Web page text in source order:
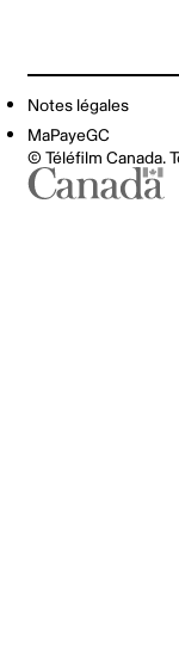
Notes légales
MaPayeGC
© Téléfilm Canada.